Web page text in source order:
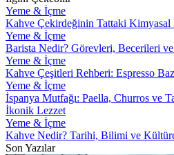
Yeme & İçme
Kahve Çekirdeğinin Tattaki Kimyasal
Yeme & İçme
Barista Nedir? Görevleri, Becerileri
Yeme & İçme
Kahve Çeşitleri Rehberi: Espresso
Yeme & İçme
İspanya Mutfağı: Paella, Churros ve
İkonik Lezzet
Yeme & İçme
Kahve Nedir? Tarihi, Bilimi ve
Son Yazılar